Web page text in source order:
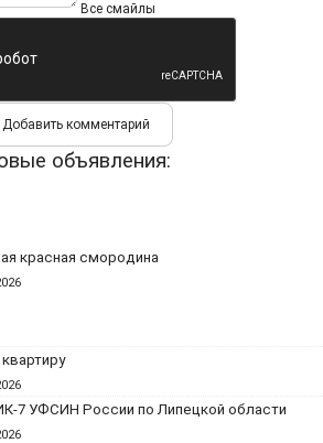
Все смайлы
объявления:
красная смородина
7 УФСИН России по Липецкой области